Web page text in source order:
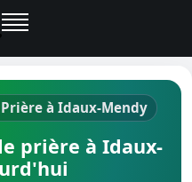
Horaires
Prière à Idaux-Mendy
prière à Idaux-